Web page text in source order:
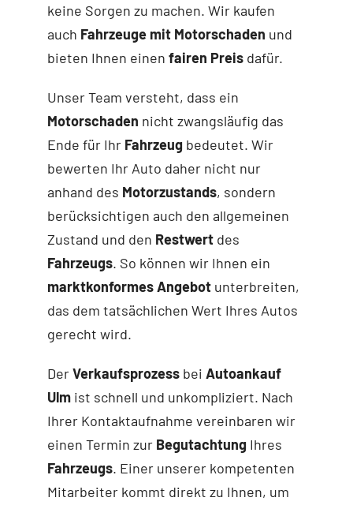
keine Sorgen zu machen. Wir kaufen
auch Fahrzeuge mit Motorschaden und
bieten Ihnen einen fairen Preisdafür.
Unser Team versteht, dass ein
Motorschaden nicht zwangsläufig das
Ende für Ihr Fahrzeugbedeutet. Wir
bewerten Ihr Auto daher nicht nur
anhand des Motorzustands, sondern
berücksichtigen auch den allgemeinen
Zustand und den Restwertdes
Fahrzeugs. So können wir Ihnen ein
marktkonformes Angebotunterbreiten,
das dem tatsächlichen Wert Ihres Autos
gerecht wird.
DerVerkaufsprozessbei Autoankauf
Ulm ist schnell und unkompliziert. Nach
Ihrer Kontaktaufnahme vereinbaren wir
einen Termin zur BegutachtungIhres
Fahrzeugs. Einer unserer kompetenten
Mitarbeiter kommt direkt zu Ihnen, um